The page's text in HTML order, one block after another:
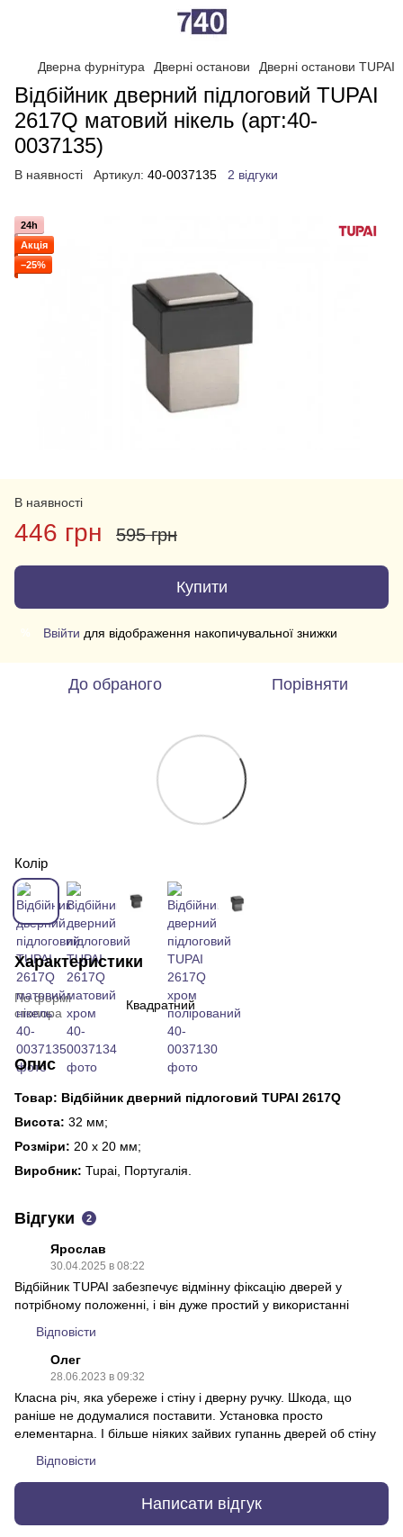
Дверна фурнітура Дверні останови Дверні останови TUPAI
Відбійник дверний підлоговий TUPAI
2617Q матовий нікель (арт:40-
0037135)
В наявності Артикул: 40-0037135 2 відгуки
24h
Акція
−25%
В наявності
446 грн 595 грн
Купити
Ввійти для відображення накопичувальної знижки
До обраного Порівняти
Колір
Характеристики
По формі
стопора
Квадратний
Опис
Товар: Відбійник дверний підлоговий TUPAI 2617Q
Висота: 32 мм;
Розміри: 20 x 20 мм;
Виробник: Tupai, Португалія.
Відгуки 2
Ярослав
30.04.2025 в 08:22
Відбійник TUPAI забезпечує відмінну фіксацію дверей у
потрібному положенні, і він дуже простий у використанні
Відповісти
Олег
28.06.2023 в 09:32
Класна річ, яка убереже і стіну і дверну ручку. Шкода, що
раніше не додумалися поставити. Установка просто
елементарна. І більше ніяких зайвих гупаннь дверей об стіну
Відповісти
Написати відгук